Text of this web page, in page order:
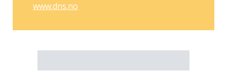
www.dns.no